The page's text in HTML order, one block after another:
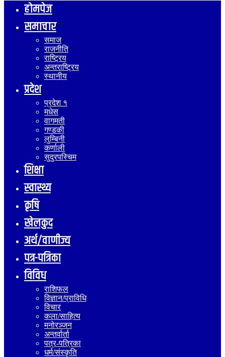
होमपेज
समाचार
समाज
राजनीति
राष्ट्रिय
अन्तराष्ट्रिय
स्थानीय
प्रदेश
प्रदेश १
मधेस
वागमती
गण्डकी
लुम्बिनी
कर्णाली
सुदुरपस्चिम
शिक्षा
स्वास्थ्य
कृषि
खेलकुद
अर्थ/वाणीज्य
पत्र-पत्रिका
विविध
राशिफल
विज्ञान/प्राविधि
विचार
कला/साहित्य
मनोरञ्जन
अन्तर्वार्ता
पत्र-पत्रिका
धर्म/संस्कृति